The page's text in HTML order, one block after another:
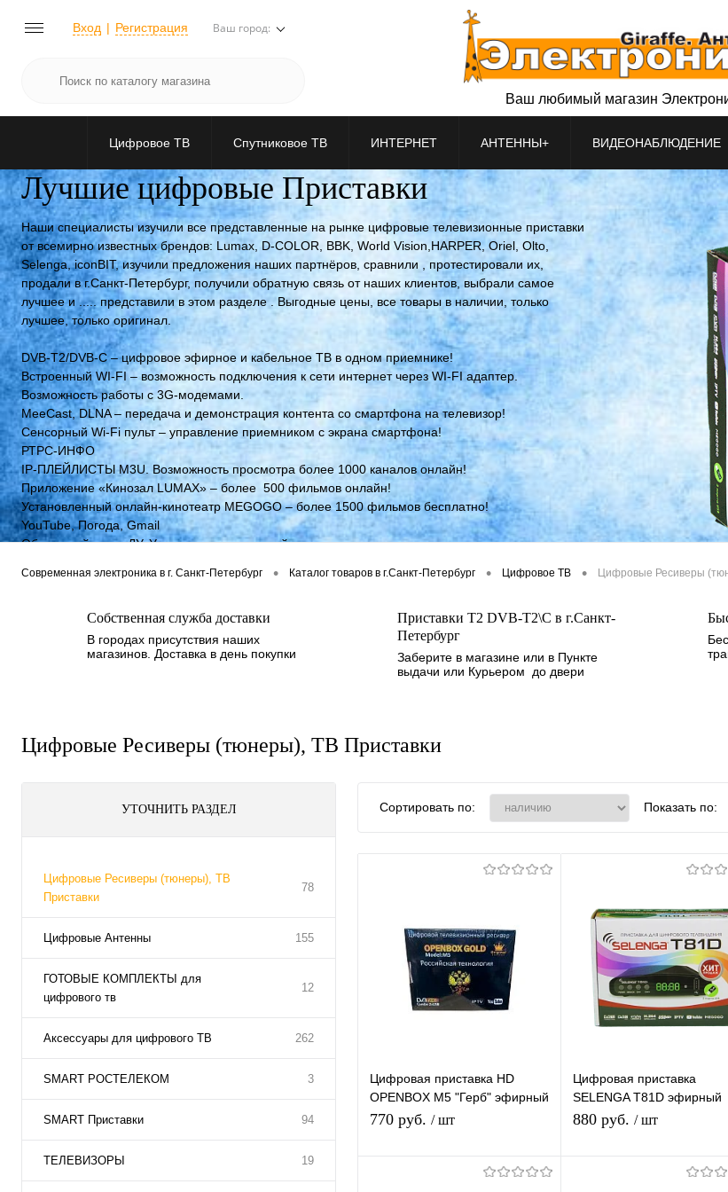
Вход Регистрация Ваш город:
Ваш любимый магазин
Цифровое ТВ Спутниковое ТВ ИНТЕРНЕТ АНТЕННЫ+ ВИДЕОНАБЛЮДЕНИЕ
Лучшие цифровые Приставки
Наши специалисты изучили все представленные на рынке цифровые телевизионные приставки
от всемирно известных брендов: Lumax, D-COLOR, BBK, World Vision,HARPER, Oriel, Olto,
Selenga, iconBIT, изучили предложения наших партнёров, сравнили , протестировали их,
продали в г.Санкт-Петербург, получили обратную связь от наших клиентов, выбрали самое
лучшее и ..... представили в этом разделе . Выгодные цены, все товары в наличии, только
лучшее, только оригинал.
DVB-Т2/DVB-C – цифровое эфирное и кабельное ТВ в одном приемнике!
Встроенный WI-FI – возможность подключения к сети интернет через WI-FI адаптер.
Возможность работы с 3G-модемами.
MeeСast, DLNA – передача и демонстрация контента со смартфона на телевизор!
Сенсорный Wi-Fi пульт – управление приемником с экрана смартфона!
РТРС-ИНФО
IP-ПЛЕЙЛИСТЫ M3U. Возможность просмотра более 1000 каналов онлайн!
Приложение «Кинозал LUMAX» – более 500 фильмов онлайн!
Установленный онлайн-кинотеатр MEGOGO – более 1500 фильмов бесплатно!
YouTube, Погода, Gmail
Обучаемый пульт ДУ. Управление приставкой и телевизором одним пультом.
Современная электроника в г. Санкт-Петербург • Каталог товаров в г.Санкт-Петербург • Цифровое ТВ • Цифровые Ресиверы
Собственная служба доставки
В городах присутствия наших
магазинов. Доставка в день покупки
Приставки Т2 DVB-T2\C в г.Санкт-
Петербург
Заберите в магазине или в Пункте
выдачи или Курьером до двери
Цифровые Ресиверы (тюнеры), ТВ Приставки
УТОЧНИТЬ РАЗДЕЛ
Цифровые Ресиверы (тюнеры), ТВ
Приставки
78
Цифровые Антенны 155
ГОТОВЫЕ КОМПЛЕКТЫ для
цифрового тв
12
Аксессуары для цифрового ТВ 262
SMART РОСТЕЛЕКОМ 3
SMART Приставки 94
ТЕЛЕВИЗОРЫ 19
Сортировать по: Показать по:
Цифровая приставка HD
OPENBOX M5 "Герб" эфирный
DVB-T2/C тв приставка
медиаплеер
770 руб. / шт
Цифровая приставка
SELENGA T81D эфирный
DVB-T2/C тв ресивер,
медиаплеер
880 руб. / шт